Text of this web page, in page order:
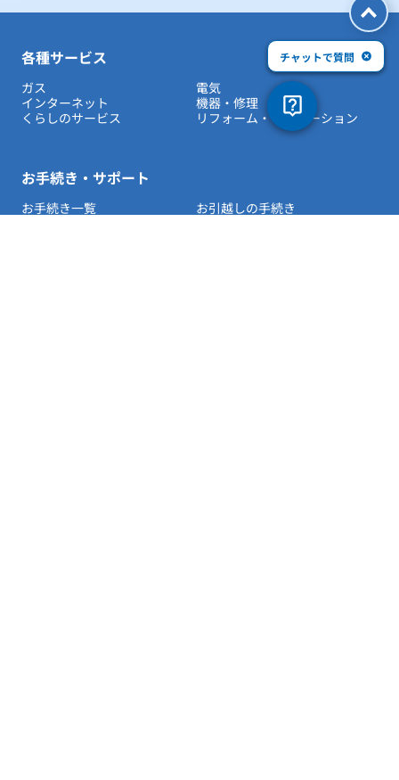
各種サービス
ガス
電気
インターネット
機器・修理
くらしのサービス
リフォーム・リノベーション
お手続き・サポート
お手続き一覧
お引越しの手続き
チャットで質問